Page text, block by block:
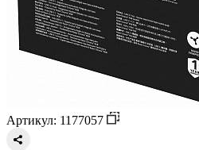
Артикул: 1177057